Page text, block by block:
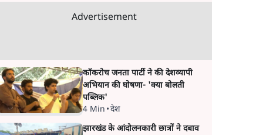
Advertisement
कॉकरोच जनता पार्टी ने की देशव्यापी
अभियान की घोषणा- 'क्या बोलती
पब्लिक'
4 Min •देश
झारखंड के आंदोलनकारी छात्रों ने दबाव